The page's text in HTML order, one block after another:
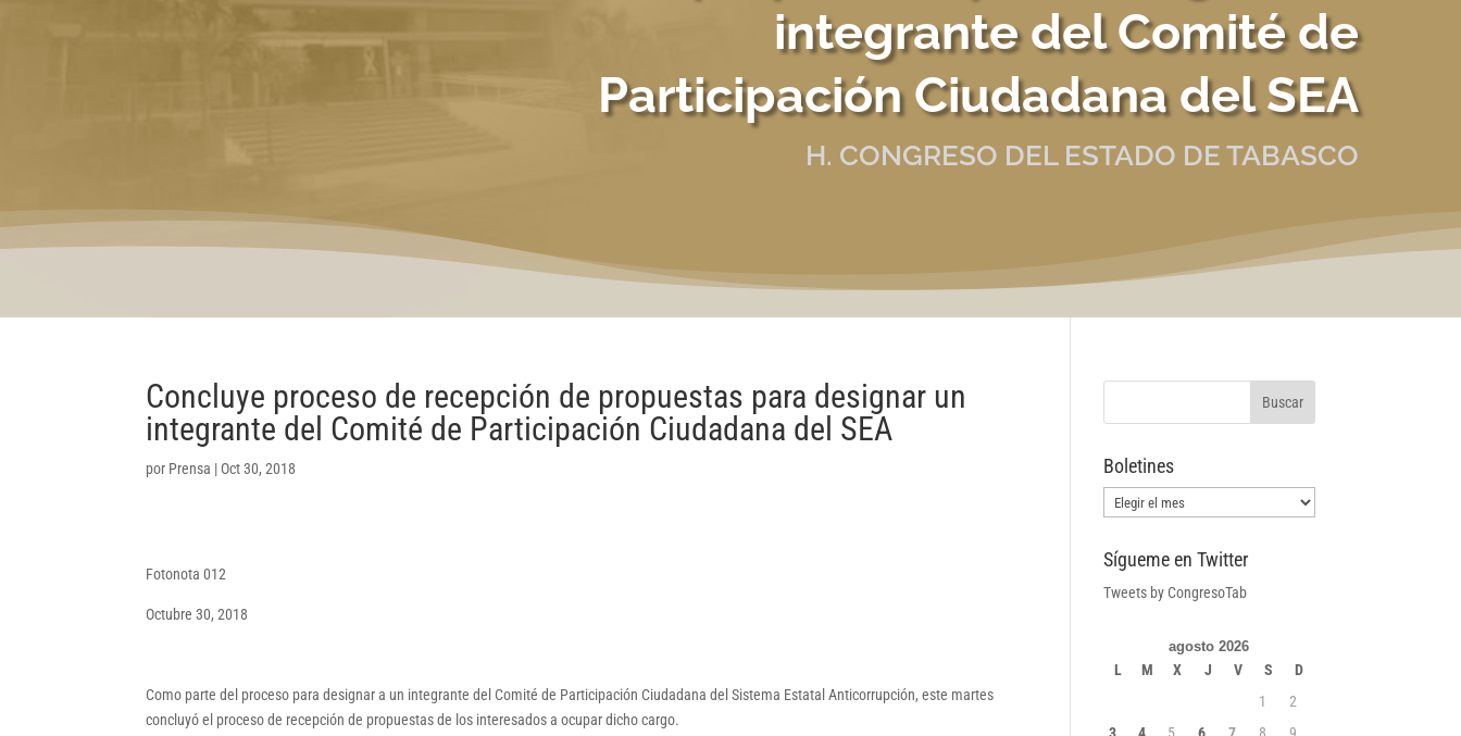
integrante del Comité de
Participación Ciudadana del SEA
H. CONGRESO DEL ESTADO DE TABASCO
Concluye proceso de recepción de propuestas para designar un
integrante del Comité de Participación Ciudadana del SEA
por Prensa | Oct 30, 2018
Fotonota 012
Octubre 30, 2018
Como parte del proceso para designar a un integrante del Comité de Participación Ciudadana del Sistema Estatal Anticorrupción, este martes
concluyó el proceso de recepción de propuestas de los interesados a ocupar dicho cargo.
Boletines
Boletines
Sígueme en Twitter
Tweets by CongresoTab
agosto 2026
L M X J V S
D
1
2